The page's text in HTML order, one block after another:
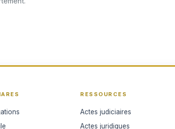
RESSOURCES
Actes judiciaires
Actes juridiques